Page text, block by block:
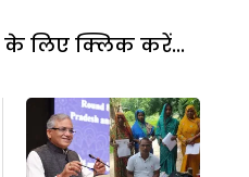
के लिए क्लिक करें...